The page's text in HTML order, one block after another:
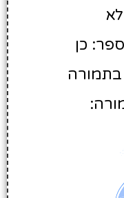
כן